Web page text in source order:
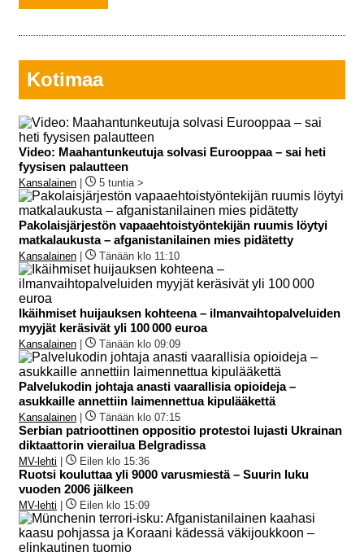
Kotimaa
Video: Maahantunkeutuja solvasi Eurooppaa – sai heti
fyysisen palautteen
Kansalainen 5 tuntia >
Pakolaisjärjestön vapaaehtoistyöntekijän ruumis löytyi
matkalaukusta – afganistanilainen mies pidätetty
Kansalainen Tänään klo 11:10
Ikäihmiset huijauksen kohteena – ilmanvaihtopalveluiden
myyjät keräsivät yli 100 000 euroa
Kansalainen Tänään klo 09:09
Palvelukodin johtaja anasti vaarallisia opioideja –
asukkaille annettiin laimennettua kipulääkettä
Kansalainen Tänään klo 07:15
Serbian patrioottinen oppositio protestoi lujasti Ukrainan
diktaattorin vierailua Belgradissa
MV-lehti Eilen klo 15:36
Ruotsi kouluttaa yli 9000 varusmiestä – Suurin luku
vuoden 2006 jälkeen
MV-lehti Eilen klo 15:09